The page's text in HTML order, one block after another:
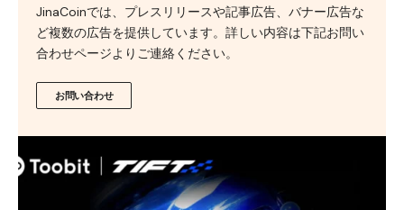
JinaCoinでは、プレスリリースや記事広告、バナー広告な
ど複数の広告を提供しています。詳しい内容は下記お問い
合わせページよりご連絡ください。
お問い合わせ